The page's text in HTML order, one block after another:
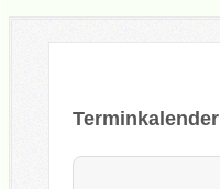
Terminkalender